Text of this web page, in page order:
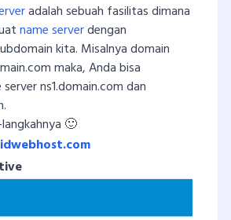
adalah sebuah fasilitas dimana
name serverdengan
kita. Misalnya domain
maka, Anda bisa
ns1.domain.com dan
🙂